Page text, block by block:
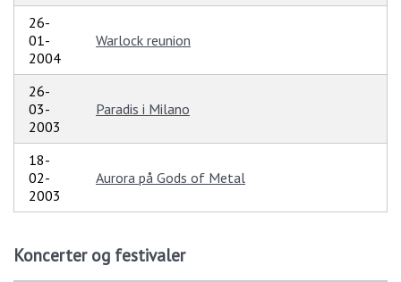
26-
01-
2004
Warlock reunion
26-
03-
2003
Paradis i Milano
18-
02-
2003
Aurora på Gods of Metal
Koncerter og festivaler